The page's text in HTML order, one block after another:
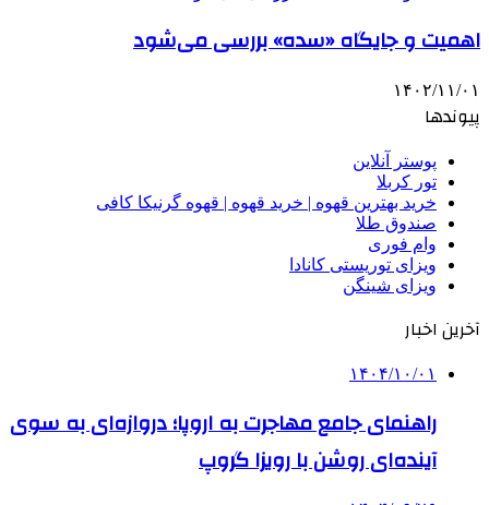
اهمیت و جایگاه «سده» بررسی می‌شود
۱۴۰۲/۱۱/۰۱
پیوندها
پوستر آنلاین
تور کربلا
خرید بهترین قهوه | خرید قهوه | قهوه گرنیکا کافی
صندوق طلا
وام فوری
ویزای توریستی کانادا
ویزای شینگن
آخرین اخبار
۱۴۰۴/۱۰/۰۱
راهنمای جامع مهاجرت به اروپا؛ دروازه‌ای به سوی
آینده‌ای روشن با رویزا گروپ